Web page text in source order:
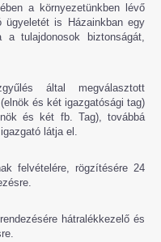
a környezetünkben lévő
ügyeletét is Házainkban egy
a tulajdonosok biztonságát,
által megválasztott
és két igazgatósági tag)
és két fb. Tag), továbbá
látja el.
felvételére, rögzítésére 24
hátralékkezelő és